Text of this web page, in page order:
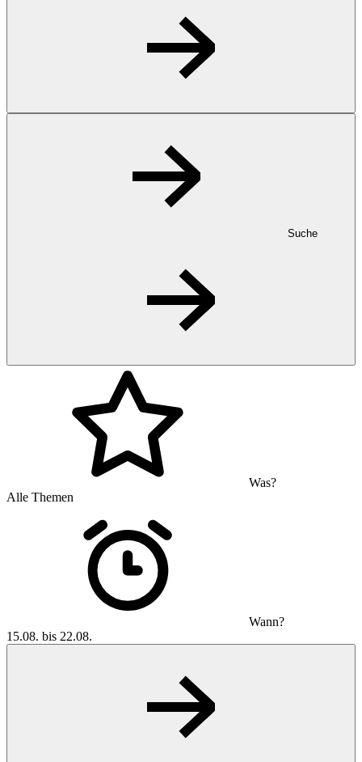
Suche
Was?
Alle Themen
Wann?
15.08. bis 22.08.